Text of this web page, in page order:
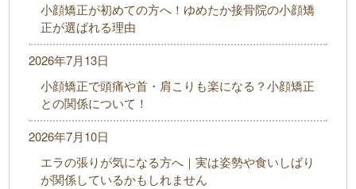
小顔矯正が初めての方へ！ゆめたか接骨院の小顔矯
正が選ばれる理由
小顔矯正で頭痛や首・肩こりも楽になる？小顔矯正
との関係について！
2026年7月13日
エラの張りが気になる方へ｜実は姿勢や食いしばり
が関係しているかもしれません
2026年7月10日